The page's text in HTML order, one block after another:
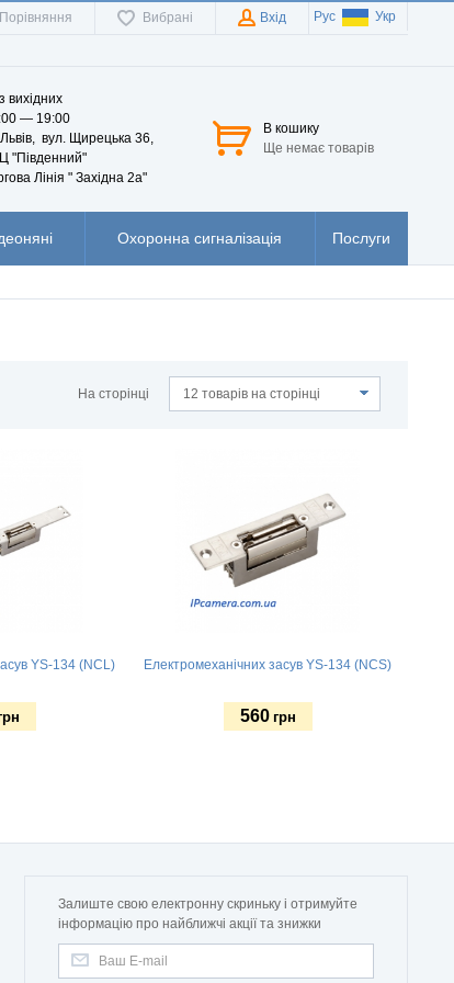
Порівняння Вибрані Вхід Рус Укр
вихідних
— 19:00
вул. Щирецька 36,
"Південний"
Лінія " Західна 2а"
В кошику
Ще немає товарів
Охоронна сигналізація Послуги
На сторінці 12 товарів на сторінці
YS-134 (NCL) Електромеханічних засув YS-134 (NCS)
560 грн
Залиште свою електронну скриньку і отримуйте
інформацію про найближчі акції та знижки